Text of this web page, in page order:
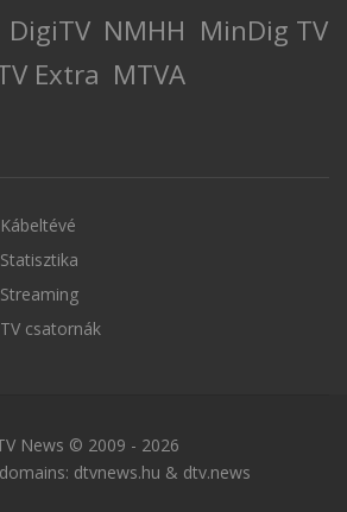
DigiTV NMHH MinDig TV
Extra MTVA
Kábeltévé
Statisztika
Streaming
TV csatornák
News © 2009 - 2026
dtvnews.hu & dtv.news